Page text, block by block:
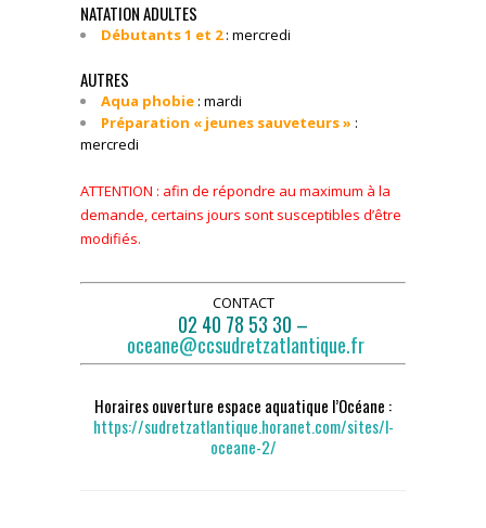
NATATION ADULTES
Débutants 1 et 2 : mercredi
AUTRES
Aqua phobie : mardi
Préparation « jeunes sauveteurs » :
mercredi
ATTENTION : afin de répondre au maximum à la
demande, certains jours sont susceptibles d’être
modifiés.
CONTACT
02 40 78 53 30 –
oceane@ccsudretzatlantique.fr
Horaires ouverture espace aquatique l’Océane :
https://sudretzatlantique.horanet.com/sites/l-
oceane-2/